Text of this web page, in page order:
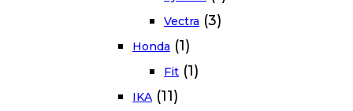
Vectra (3)
Honda (1)
Fit (1)
IKA (11)